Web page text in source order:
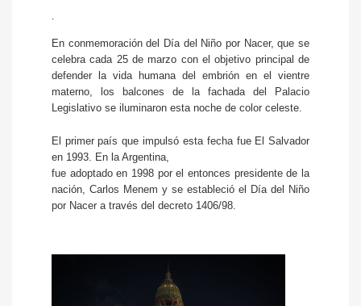
.
En conmemoración del Día del Niño por Nacer, que se
celebra cada 25 de marzo con el objetivo principal de
defender la vida humana del embrión en el vientre
materno, los balcones de la fachada del Palacio
Legislativo se iluminaron esta noche de color celeste.
El primer país que impulsó esta fecha fue El Salvador
en 1993. En la Argentina,
fue adoptado en 1998 por el entonces presidente de la
nación, Carlos Menem y se estableció el Día del Niño
por Nacer a través del decreto 1406/98.
Anterior Siguiente